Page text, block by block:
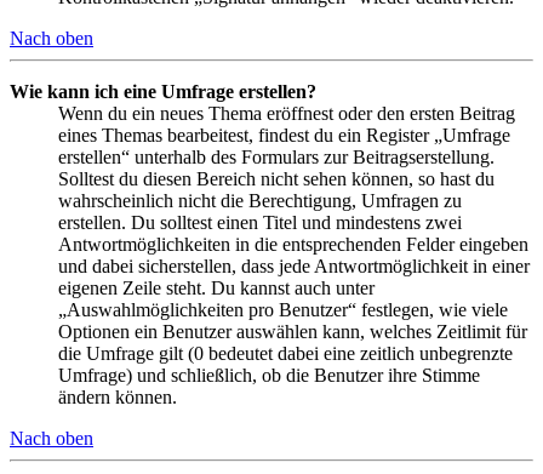
Nach oben
Wie kann ich eine Umfrage erstellen?
Wenn du ein neues Thema eröffnest oder den ersten Beitrag
eines Themas bearbeitest, findest du ein Register „Umfrage
erstellen“ unterhalb des Formulars zur Beitragserstellung.
Solltest du diesen Bereich nicht sehen können, so hast du
wahrscheinlich nicht die Berechtigung, Umfragen zu
erstellen. Du solltest einen Titel und mindestens zwei
Antwortmöglichkeiten in die entsprechenden Felder eingeben
und dabei sicherstellen, dass jede Antwortmöglichkeit in einer
eigenen Zeile steht. Du kannst auch unter
„Auswahlmöglichkeiten pro Benutzer“ festlegen, wie viele
Optionen ein Benutzer auswählen kann, welches Zeitlimit für
die Umfrage gilt (0 bedeutet dabei eine zeitlich unbegrenzte
Umfrage) und schließlich, ob die Benutzer ihre Stimme
ändern können.
Nach oben